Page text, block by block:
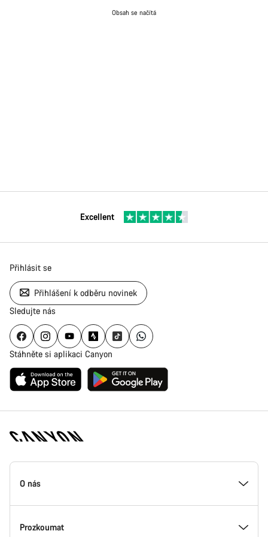
Obsah se načítá
Excellent
Přihlásit se
Přihlášení k odběru novinek
Sledujte nás
Stáhněte si aplikaci Canyon
Zápatí
stránky
O nás
Uvnitř Canyonu
Prozkoumat